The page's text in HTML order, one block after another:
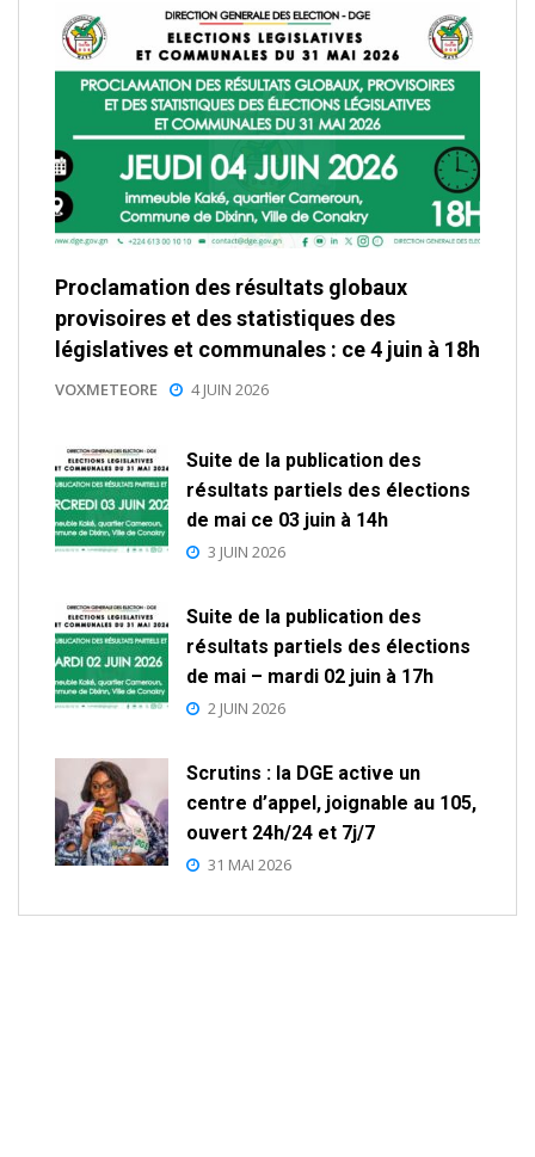
Proclamation des résultats globaux
provisoires et des statistiques des
législatives et communales : ce 4 juin à 18h
VOXMETEORE 4 JUIN 2026
Suite de la publication des
résultats partiels des élections
de mai ce 03 juin à 14h
3 JUIN 2026
Suite de la publication des
résultats partiels des élections
de mai – mardi 02 juin à 17h
2 JUIN 2026
Scrutins : la DGE active un
centre d’appel, joignable au 105,
ouvert 24h/24 et 7j/7
31 MAI 2026